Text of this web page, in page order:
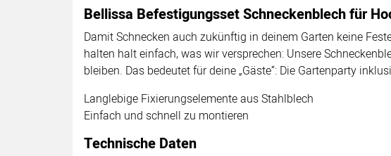
Bellissa Befestigungsset Schneckenblech für
Damit Schnecken auch zukünftig in deinem Garten keine
halten halt einfach, was wir versprechen: Unsere
bleiben. Das bedeutet für deine „Gäste“: Die Gartenparty
Langlebige Fixierungselemente aus Stahlblech
Einfach und schnell zu montieren
Technische Daten